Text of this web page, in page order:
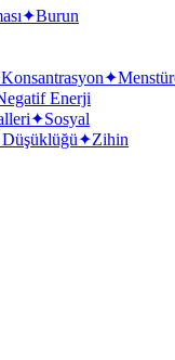
✦Burun
Konsantrasyon✦
Enerji
✦Sosyal
Düşüklüğü✦Zihin